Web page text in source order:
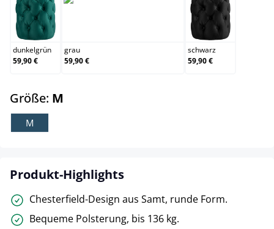
dunkelgrün
dunkelgrün
59,90 €
grau
59,90 €
schwarz
schwarz
59,90 €
Größe: M
M
Produkt-Highlights
Chesterfield-Design aus Samt, runde Form.
Bequeme Polsterung, bis 136 kg.